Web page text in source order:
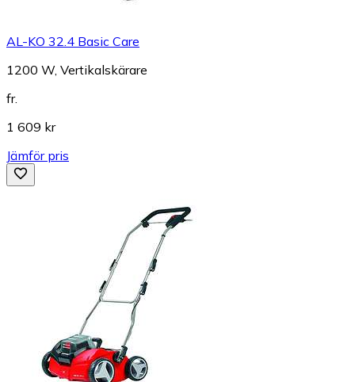
AL-KO 32.4 Basic Care
1200 W, Vertikalskärare
fr.
1 609 kr
Jämför pris